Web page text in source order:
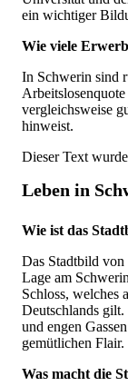
ein wichtiger
Wie viele
In Schwerin sind
vergleichsweise
hinweist.
Dieser Text
Leben in
Wie ist das
Das Stadtbild
Lage am
Schloss, welches
Deutschlands
und engen
gemütlichen Flair.
Was macht die